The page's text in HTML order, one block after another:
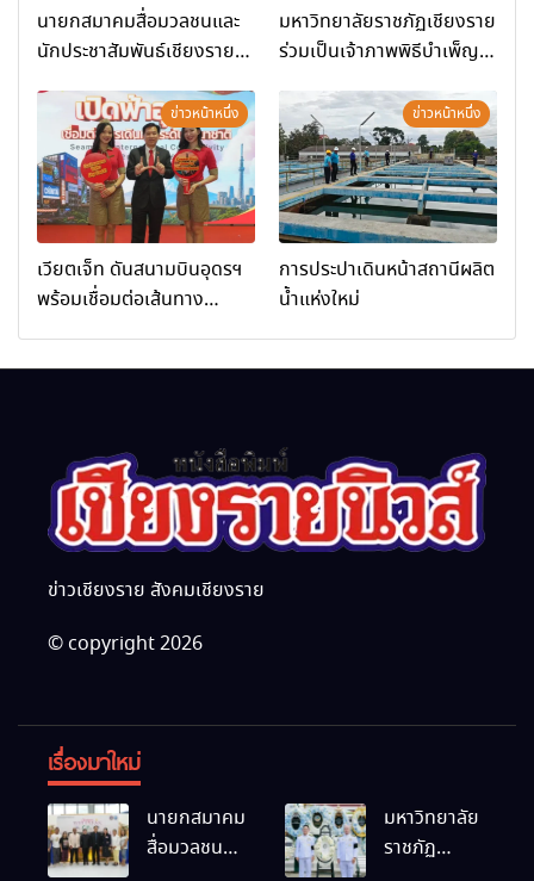
นายกสมาคมสื่อมวลชนและ
นักประชาสัมพันธ์เชียงราย
การท่องเที่ยวและกีฬาจังหวัด
เชียงราย จัดกิจกรรมอบรม
“การพัฒนาศักยภาพผู้
ประกอบการและเครือข่าย
ธุรกิจ Wellness สู่การ
เติบโตอย่างยั่งยืน (Chiang
Rai Wellness Business
มหาวิทยาลัยราชภัฏเชียงราย
ร่วมเป็นเจ้าภาพพิธีบำเพ็ญ
มหากรุณาธิคุณ
ข่าวหน้าหนึ่ง
เวียตเจ็ท ดันสนามบินอุดรฯ
พร้อมเชื่อมต่อเส้นทาง
ข่าวหน้าหนึ่ง
การประปาเดินหน้าสถานีผลิต
น้ำแห่งใหม่
ข่าวเชียงราย สังคมเชียงราย
© copyright 2026
เรื่องมาใหม่
นายกสมาคม
สื่อมวลชน
มหาวิทยาลัย
ราชภัฏ